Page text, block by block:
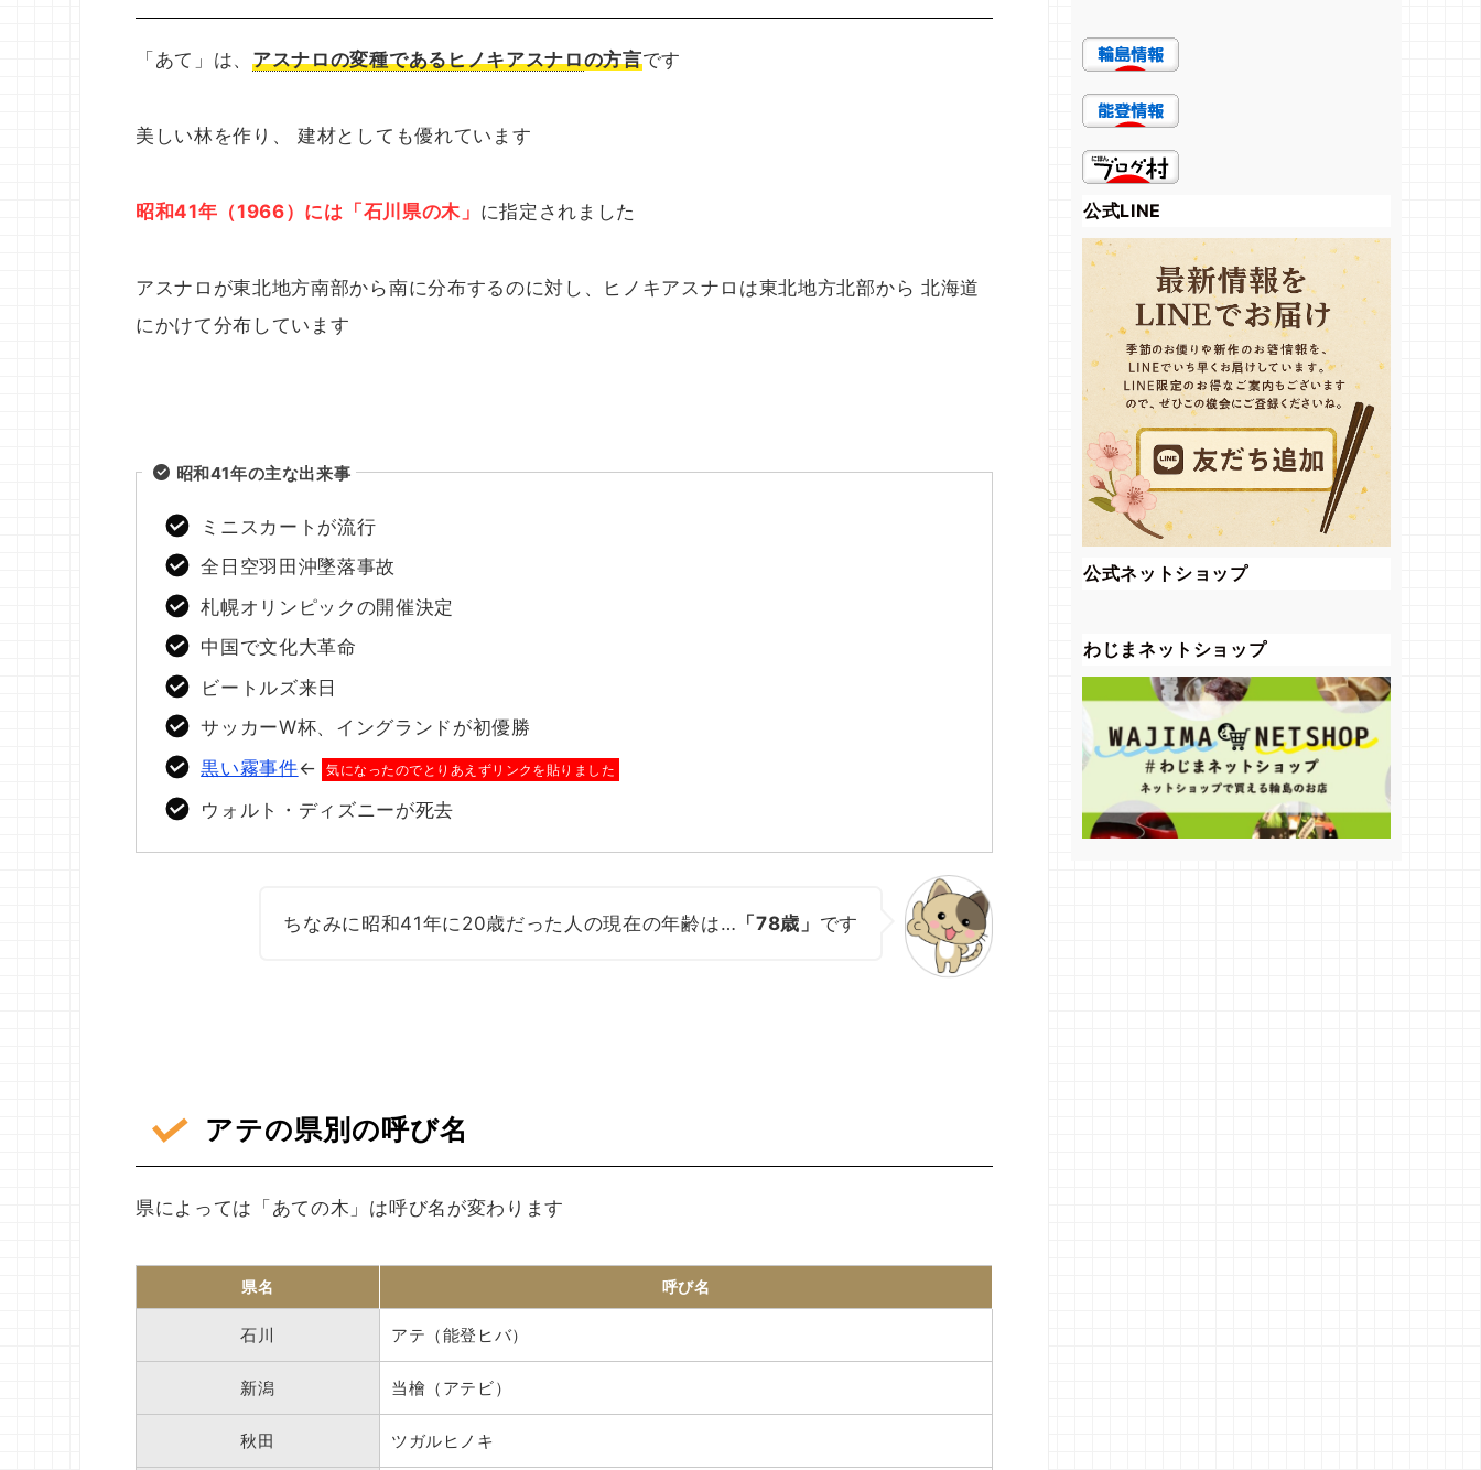
「あて」は、アスナロの変種であるヒノキアスナロの方言です
美しい林を作り、 建材としても優れています
昭和41年（1966）には「石川県の木」 に指定されました
アスナロが東北地方南部から南に分布するのに対し、ヒノキアスナロは東北地方北部から 北海道
にかけて分布しています
昭和41年の主な出来事
ミニスカートが流行
全日空羽田沖墜落事故
札幌オリンピックの開催決定
中国で文化大革命
ビートルズ来日
サッカーW杯、イングランドが初優勝
黒い霧事件← 気になったのでとりあえずリンクを貼りました
ウォルト・ディズニーが死去
ちなみに昭和41年に20歳だった人の現在の年齢は… 「78歳」 です
アテの県別の呼び名
県によっては「あての木」は呼び名が変わります
県名 呼び名
石川 アテ（能登ヒバ）
新潟 当檜（アテビ）
秋田 ツガルヒノキ
公式LINE
公式ネットショップ
わじまネットショップ